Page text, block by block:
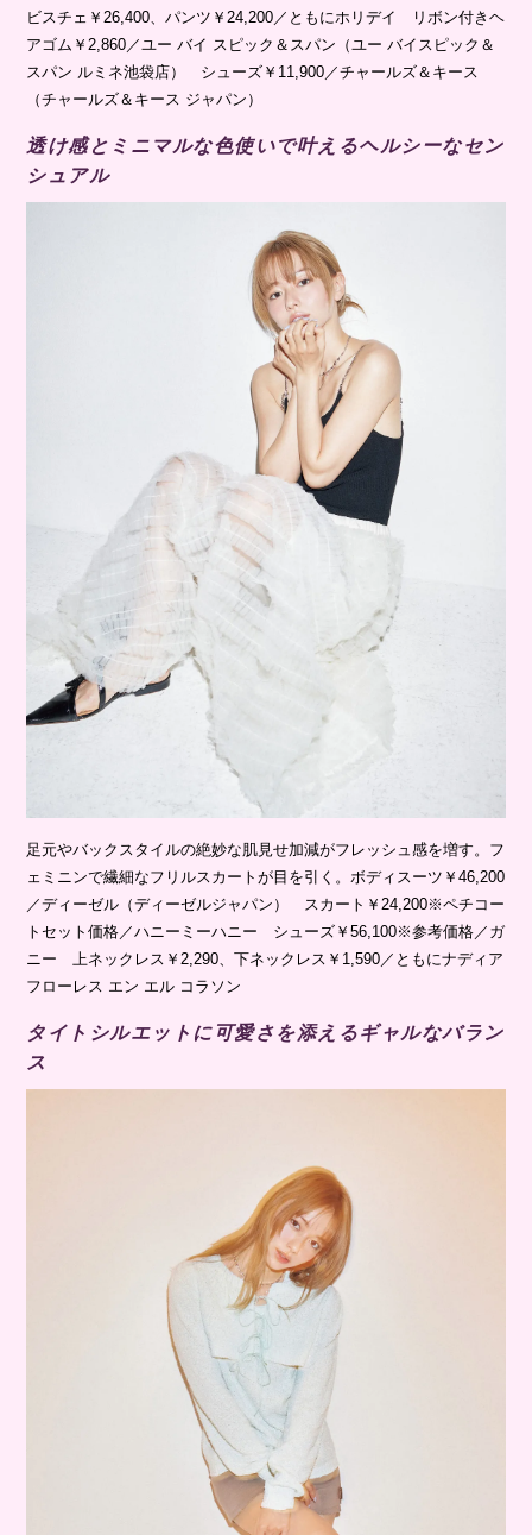
ビスチェ￥26,400、パンツ￥24,200／ともにホリデイ リボン付きヘ
アゴム￥2,860／ユー バイ スピック＆スパン（ユー バイスピック＆
スパン ルミネ池袋店） シューズ￥11,900／チャールズ＆キース
（チャールズ＆キース ジャパン）
透け感とミニマルな色使いで叶えるヘルシーなセン
シュアル
足元やバックスタイルの絶妙な肌見せ加減がフレッシュ感を増す。フ
ェミニンで繊細なフリルスカートが目を引く。ボディスーツ￥46,200
／ディーゼル（ディーゼルジャパン） スカート￥24,200※ペチコー
トセット価格／ハニーミーハニー シューズ￥56,100※参考価格／ガ
ニー 上ネックレス￥2,290、下ネックレス￥1,590／ともにナディア
フローレス エン エル コラソン
タイトシルエットに可愛さを添えるギャルなバラン
ス